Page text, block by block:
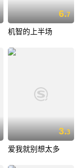
6.7
机智的上半场
3.3
爱我就别想太多